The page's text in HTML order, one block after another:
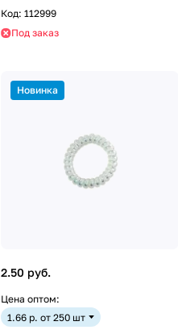
Код: 112999
Под заказ
Новинка
2.50 руб.
Цена оптом:
1.66 р. от 250 шт